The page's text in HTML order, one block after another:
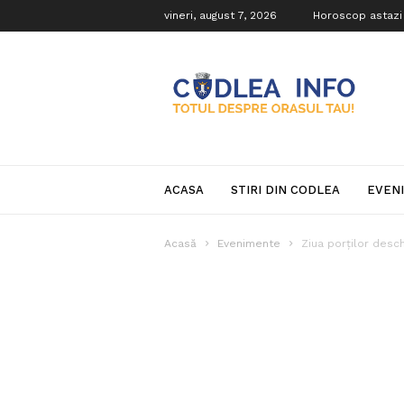
vineri, august 7, 2026 Horoscop astazi
Info
ACASA STIRI DIN CODLEA
Acasă Evenimente Ziua porţilor